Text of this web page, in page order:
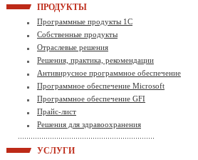
ПРОДУКТЫ
Программные продукты 1С
Собственные продукты
Отраслевые решения
Решения, практика, рекомендации
Антивирусное программное обеспечение
Программное обеспечение Microsoft
Программное обеспечение GFI
Прайс-лист
Решения для здравоохранения
УСЛУГИ